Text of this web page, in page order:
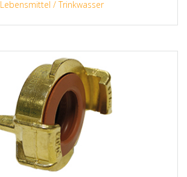
Lebensmittel / Trinkwasser